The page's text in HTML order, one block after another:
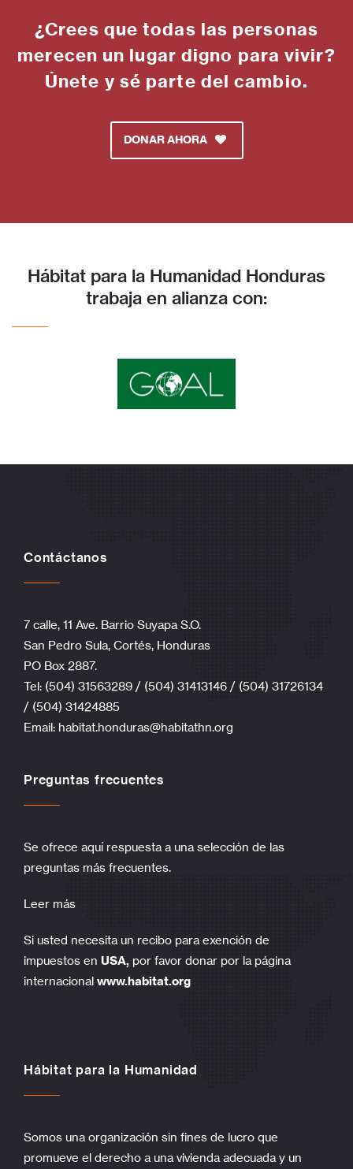
¿Crees que todas las personas
merecen un lugar digno para vivir?
Únete y sé parte del cambio.
DONAR AHORA
Hábitat para la Humanidad Honduras
trabaja en alianza con:
Contáctanos
7 calle, 11 Ave. Barrio Suyapa S.O.
San Pedro Sula, Cortés, Honduras
PO Box 2887.
Tel: (504) 31563289 / (504) 31413146 / (504) 31726134
/ (504) 31424885
Email: habitat.honduras@habitathn.org
Preguntas frecuentes
Se ofrece aquí respuesta a una selección de las
preguntas más frecuentes.
Leer más
Si usted necesita un recibo para exención de
impuestos en USA, por favor donar por la página
internacional www.habitat.org
Hábitat para la Humanidad
Somos una organización sin fines de lucro que
promueve el derecho a una vivienda adecuada y un